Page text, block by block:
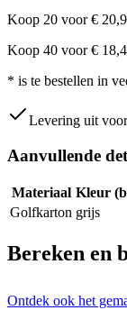
Koop 20 voor €
Koop 40 voor €
* is te bestellen in
Levering uit
Aanvullende
Materiaal Kleur
Golfkarton grijs
Bereken en
Ontdek ook het